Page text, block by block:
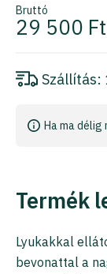
Bruttó
29 500 Ft
Szállítás:
Ha ma délig
Termék
Lyukakkal
bevonattal a